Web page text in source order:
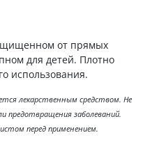
от прямых
для детей. Плотно
использования.
лекарственным средством. Не
предотвращения заболеваний.
перед применением.